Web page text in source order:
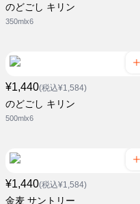
のどごし キリン
350mlx6
¥1,440(税込¥1,584)
のどごし キリン
500mlx6
¥1,440(税込¥1,584)
金麦 サントリー